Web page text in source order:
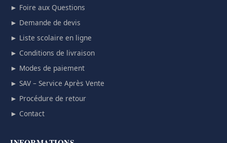
► Foire aux Questions
► Demande de devis
► Liste scolaire en ligne
► Conditions de livraison
► Modes de paiement
► SAV – Service Après Vente
► Procédure de retour
► Contact